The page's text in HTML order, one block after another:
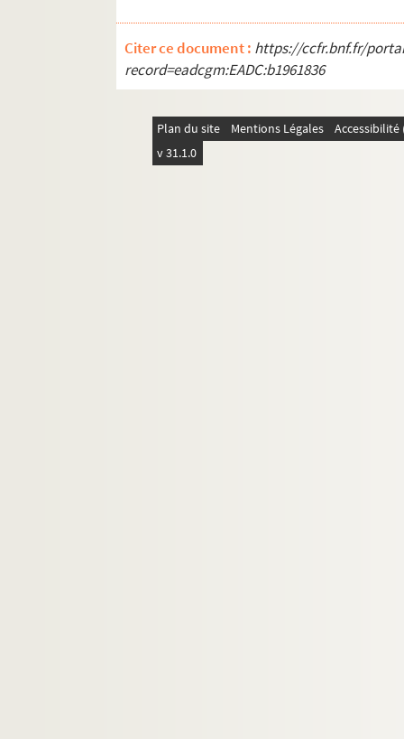
Citer ce document : https://ccfr.bnf.fr/
record=eadcgm:EADC:b1961836
Plan du site Mentions Légales
v 31.1.0